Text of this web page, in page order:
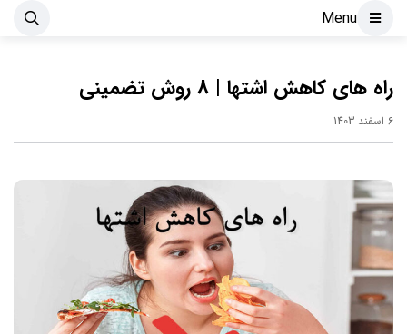
Menu
راه های کاهش اشتها | 8 روش تضمینی
6 اسفند 1403